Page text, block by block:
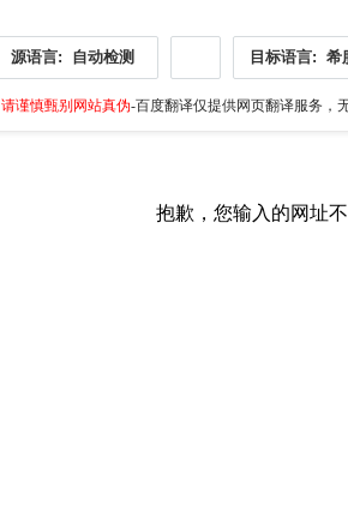
源语言: 自动检测 目标语言: 希
请谨慎甄别网站真伪-百度翻译仅提供网页翻译服务，